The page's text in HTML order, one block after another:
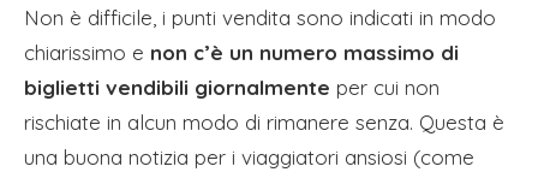
Non è difficile, i punti vendita sono indicati in modo
chiarissimo e non c’è un numero massimo di
biglietti vendibili giornalmente per cui non
rischiate in alcun modo di rimanere senza. Questa è
una buona notizia per i viaggiatori ansiosi (come